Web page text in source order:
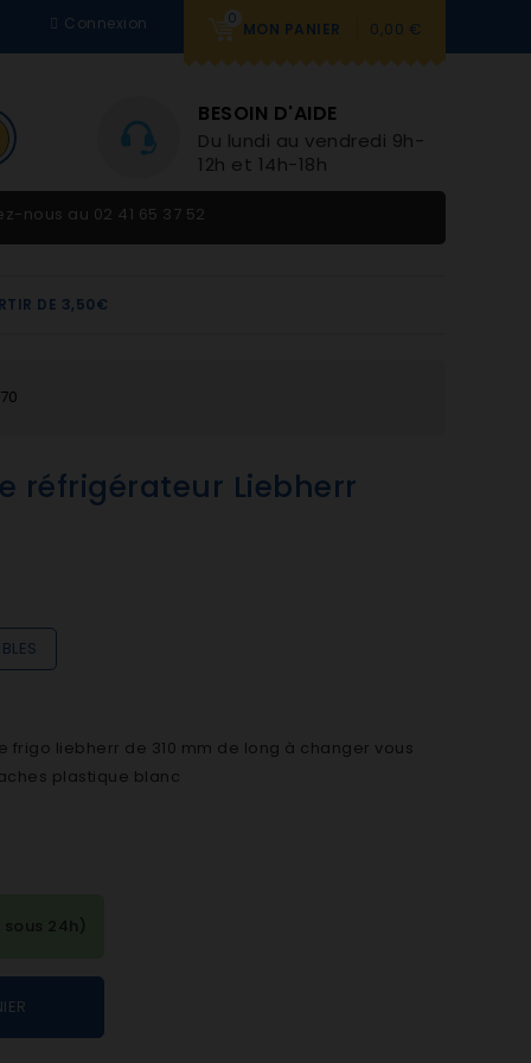
0
MON PANIER 0,00 €
Connexion
BESOIN D'AIDE
Du lundi au vendredi 9h-
12h et 14h-18h
nous au 02 41 65 37 52
DE 3,50€
réfrigérateur Liebherr
frigo liebherr de 310 mm de long à changer vous
plastique blanc
24h)